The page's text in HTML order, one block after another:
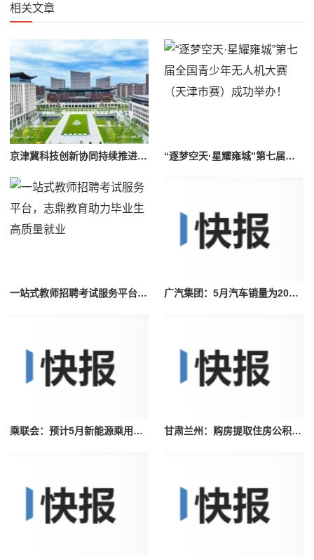
相关文章
京津冀科技创新协同持续推进，眼神科技助推雄安新区城市大脑建设 “逐梦空天·星耀雍城”第七届全国青少年无人机大赛（天津市赛）成功举办！
一站式教师招聘考试服务平台，志鼎教育助力毕业生高质量就业 广汽集团：5月汽车销量为209606辆，同比增长14.50%
乘联会：预计5月新能源乘用车厂家批发销量67万辆环比增长11% 甘肃兰州：购房提取住房公积金期限延长至3年